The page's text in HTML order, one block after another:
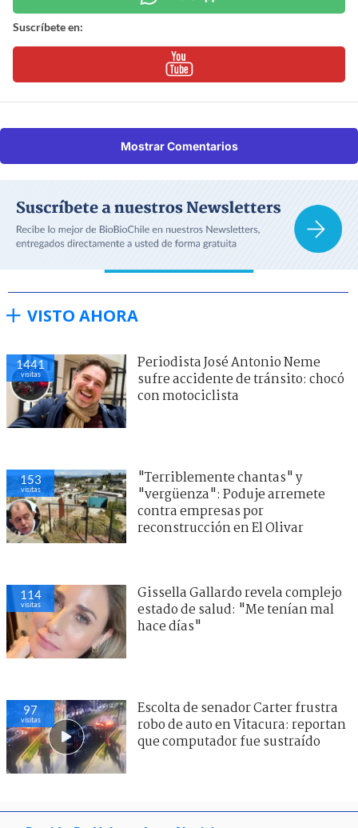
Suscríbete en:
Mostrar Comentarios
VISTO AHORA
1441
visitas
Periodista José Antonio Neme
sufre accidente de tránsito: chocó
con motociclista
153
visitas
"Terriblemente chantas" y
"vergüenza": Poduje arremete
contra empresas por
reconstrucción en El Olivar
114
visitas
Gissella Gallardo revela complejo
estado de salud: "Me tenían mal
hace días"
97
visitas
Escolta de senador Carter frustra
robo de auto en Vitacura: reportan
que computador fue sustraído